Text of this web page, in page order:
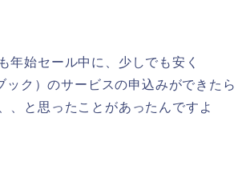
年始セール中に、少しでも安く
ック）のサービスの申込みができたら
、と思ったことがあったんですよ